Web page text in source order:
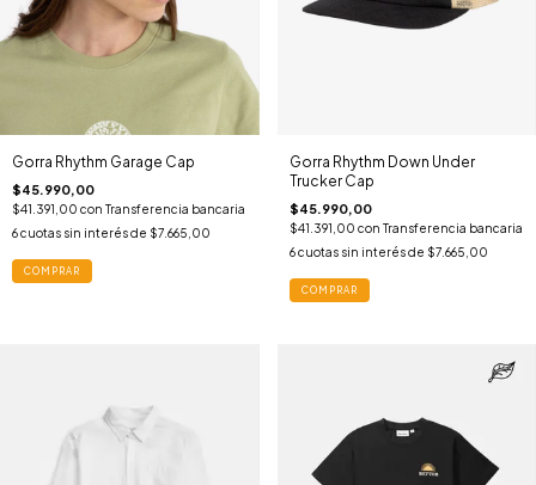
Gorra Rhythm Garage Cap
$45.990,00
$41.391,00 con Transferencia bancaria
6cuotas sin interés de $7.665,00
COMPRAR
Gorra Rhythm Down Under
Trucker Cap
$45.990,00
$41.391,00 con Transferencia bancaria
6 cuotas sin interés de $7.665,00
COMPRAR